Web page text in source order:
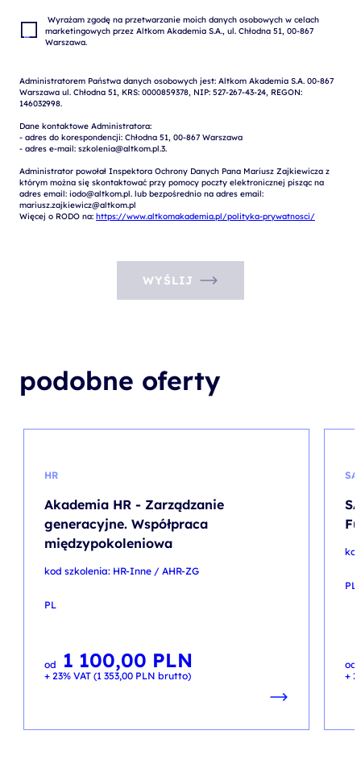
marketingowych przez Altkom Akademia S.A., ul. Chłodna 51, 00-867
Administratorem Państwa danych osobowych jest: Altkom Akademia S.A. 00-867
Warszawa ul. Chłodna 51, KRS: 0000859378, NIP: 527-267-43-24, REGON:
146032998.
Dane kontaktowe Administratora:
- adres do korespondencji: Chłodna 51, 00-867 Warszawa
- adres e-mail: szkolenia@altkom.pl.3.
Administrator powołał Inspektora Ochrony Danych Pana Mariusz Zajkiewicza z
którym można się skontaktować przy pomocy poczty elektronicznej pisząc na
adres email: iodo@altkom.pl. lub bezpośrednio na adres email:
mariusz.zajkiewicz@altkom.pl
Więcej o RODO na: https://www.altkomakademia.pl/polityka-prywatnosci/
WYŚLIJ
podobne oferty
HR
Akademia HR - Zarządzanie
generacyjne. Współpraca
międzypokoleniowa
kod szkolenia: HR-Inne / AHR-ZG
PL
od 1 100,00 PLN
+ 23% VAT (1 353,00 PLN brutto)
PL
od
+